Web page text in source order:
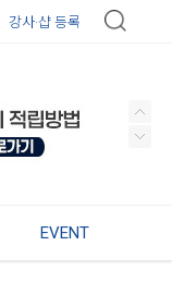
강사·샵 등록
EVENT